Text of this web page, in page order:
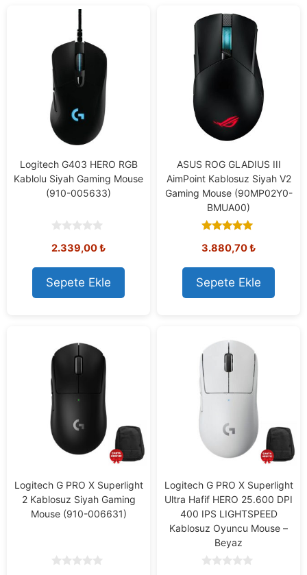
Logitech G403 HERO RGB
Kablolu Siyah Gaming Mouse
(910-005633)
o
t
o
f
5
2.339,00₺
Sepete Ekle
ASUS ROG GLADIUS III
AimPoint Kablosuz Siyah V2
Gaming Mouse (90MP02Y0-
BMUA00)
out of 5
3.880,70₺
Sepete Ekle
Logitech G PRO X Superlight
2 Kablosuz Siyah Gaming
Mouse (910-006631)
Logitech G PRO X Superlight
Ultra Hafif HERO 25.600 DPI
400 IPS LIGHTSPEED
Kablosuz Oyuncu Mouse –
Beyaz